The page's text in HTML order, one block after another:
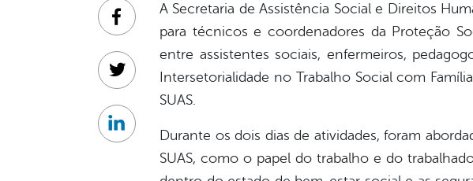
A Secretaria de Assistência Social e Direitos
para técnicos e coordenadores da Proteção
entre assistentes sociais, enfermeiros,
Intersetorialidade no Trabalho Social com
SUAS.
Durante os dois dias de atividades, foram
SUAS, como o papel do trabalho e do
Facebook
Twitter
Linkedin